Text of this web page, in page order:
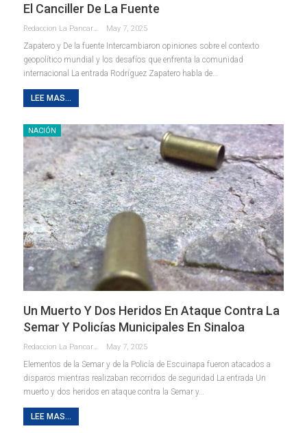
El Canciller De La Fuente
Redaccion La Pancarta De Quintana Roo May 7, 2025
Zapatero y De la fuente Intercambiaron opiniones sobre el contexto
geopolítico mundial y los desafíos que enfrenta la comunidad
internacional La entrada Rodríguez Zapatero habla de…
LEE MAS...
NACIÓN
Un Muerto Y Dos Heridos En Ataque Contra La
Semar Y Policías Municipales En Sinaloa
Redaccion La Pancarta De Quintana Roo May 7, 2025
Elementos de la Semar y de la Policía de Escuinapa fueron atacados a
disparos mientras realizaban recorridos de seguridad La entrada Un
muerto y dos heridos en ataque contra la Semar y…
LEE MAS...